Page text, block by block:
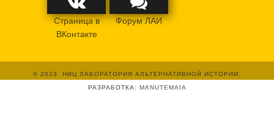
Страница в
ВКонтакте
Форум ЛАИ
© 2023. НИЦ ЛАБОРАТОРИЯ АЛЬТЕРНАТИВНОЙ ИСТОРИИ.
РАЗРАБОТКА:
MANUTEMAIA